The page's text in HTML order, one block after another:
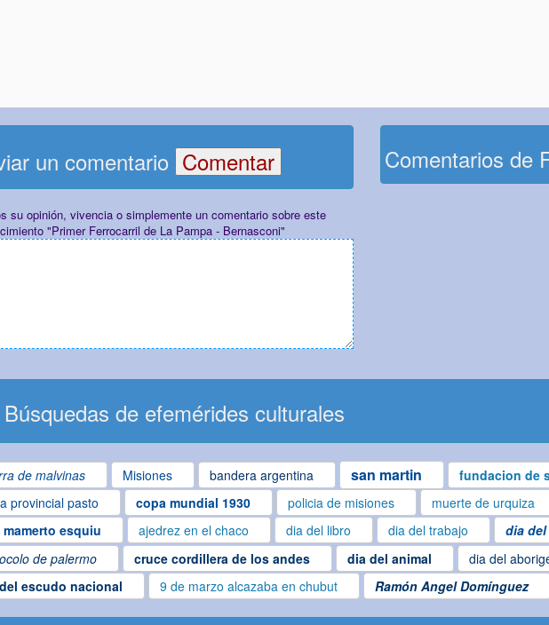
un comentario
su opinión, vivencia o simplemente un comentario sobre este
"Primer Ferrocarril de La Pampa - Bernasconi"
Comentarios de
Búsquedas de efemérides culturales
de malvinas Misiones bandera argentina san martin fundacion de
provincial pasto
copa mundial 1930 policia de misiones muerte de urquiza
esquiu
ajedrez en el chaco dia del libro dia del trabajo dia
de palermo
cruce cordillera de los andes dia del animal dia del
escudo nacional 9 de marzo alcazaba en chubut Ramón Angel Domínguez